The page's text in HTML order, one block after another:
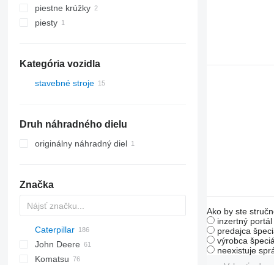
piestne krúžky
piesty
Kategória vozidla
stavebné stroje
buldozéry
stavebné nakladače
kolesové nakladače
Druh náhradného dielu
originálny náhradný diel
Značka
AS
AZ
AR
580
590
621
Caterpillar
120
120K
140
C-series
Mega
BF
D-series
D-series
DL
FR
FR
W-series
F-series
AL
44C
55D
LX
ZW
HL-series
407
426
John Deere
524
Komatsu
Ako by ste
inzertný
predajca
výrobca
neexistuje